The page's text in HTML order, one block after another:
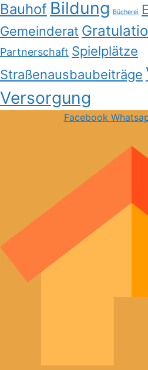
Bauhof Bildung Bücherei
Gemeinderat
Partnerschaft Spielplätze
Straßenausbaubeiträge
Versorgung
Facebook